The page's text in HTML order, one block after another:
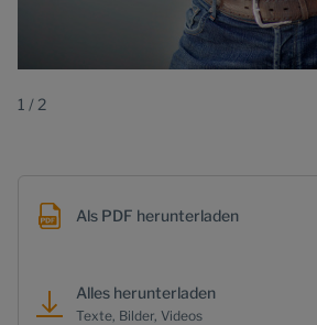
1 / 2
Als PDF herunterladen
Alles herunterladen
Texte, Bilder, Videos